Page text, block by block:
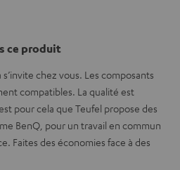
ce produit
chez vous. Les composants
compatibles. La qualité est
pour cela que Teufel propose des
BenQ, pour un travail en commun
Faites des économies face à des